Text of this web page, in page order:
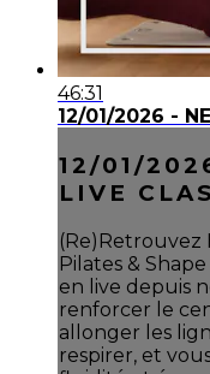
46:31
12/01/2026 -
12/01/
LIVE
(Re)Retrouvez
Pilates &
en live depuis
renforcer le
allonger les
respirer, et